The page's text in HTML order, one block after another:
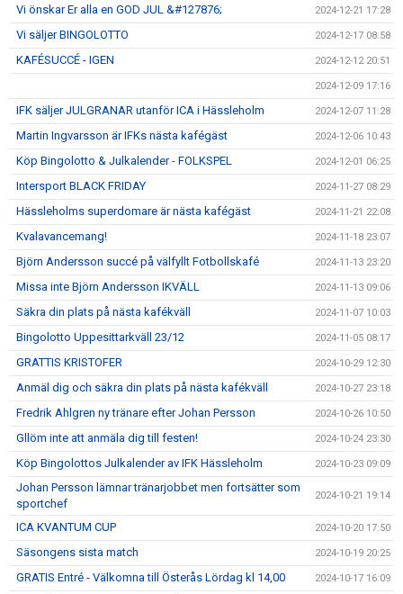
Vi önskar Er alla en GOD JUL &#127876; 2024-12-21 17:28
Vi säljer BINGOLOTTO 2024-12-17 08:58
KAFÉSUCCÉ - IGEN 2024-12-12 20:51
2024-12-09 17:16
IFK säljer JULGRANAR utanför ICA i Hässleholm 2024-12-07 11:28
Martin Ingvarsson är IFKs nästa kafégäst 2024-12-06 10:43
Köp Bingolotto & Julkalender - FOLKSPEL 2024-12-01 06:25
Intersport BLACK FRIDAY 2024-11-27 08:29
Hässleholms superdomare är nästa kafégäst 2024-11-21 22:08
Kvalavancemang! 2024-11-18 23:07
Björn Andersson succé på välfyllt Fotbollskafé 2024-11-13 23:20
Missa inte Björn Andersson IKVÄLL 2024-11-13 09:06
Säkra din plats på nästa kafékväll 2024-11-07 10:03
Bingolotto Uppesittarkväll 23/12 2024-11-05 08:17
GRATTIS KRISTOFER 2024-10-29 12:30
Anmäl dig och säkra din plats på nästa kafékväll 2024-10-27 23:18
Fredrik Ahlgren ny tränare efter Johan Persson 2024-10-26 10:50
Gllöm inte att anmäla dig till festen! 2024-10-24 23:30
Köp Bingolottos Julkalender av IFK Hässleholm 2024-10-23 09:09
Johan Persson lämnar tränarjobbet men fortsätter som
sportchef
2024-10-21 19:14
ICA KVANTUM CUP 2024-10-20 17:50
Säsongens sista match 2024-10-19 20:25
GRATIS Entré - Välkomna till Österås Lördag kl 14,00 2024-10-17 16:09